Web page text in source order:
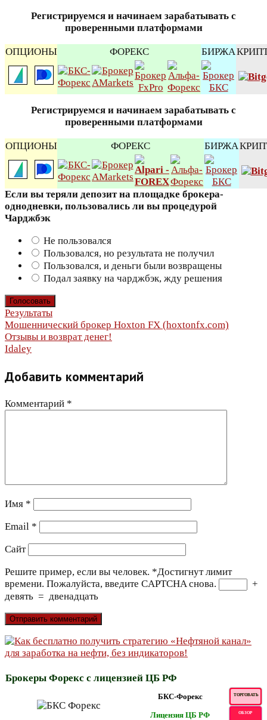
Регистрируемся и начинаем зарабатывать с
проверенными платформами
ОПЦИОНЫ ФОРЕКС БИРЖА
Регистрируемся и начинаем зарабатывать с
проверенными платформами
ОПЦИОНЫ ФОРЕКС БИРЖА
Если вы теряли депозит на площадке брокера-
однодневки, пользовались ли вы процедурой
Чарджбэк
Не пользовался
Пользовался, но результата не получил
Пользовался, и деньги были возвращены
Подал заявку на чарджбэк, жду решения
Результаты
Навигация
по
Мошеннический брокер Hoxton FX (hoxtonfx.com)
Отзывы и возврат денег!
Idaley
Добавить комментарий
Комментарий *
Имя *
Email *
Сайт
Решите пример, если вы человек. *Достигнут лимит
времени. Пожалуйста, введите CAPTCHA снова.
+
девять = двенадцать
Брокеры Форекс с лицензией ЦБ РФ
БКС-Форекс ТОРГОВАТЬ
Лицензия ЦБ РФ ОБЗОР